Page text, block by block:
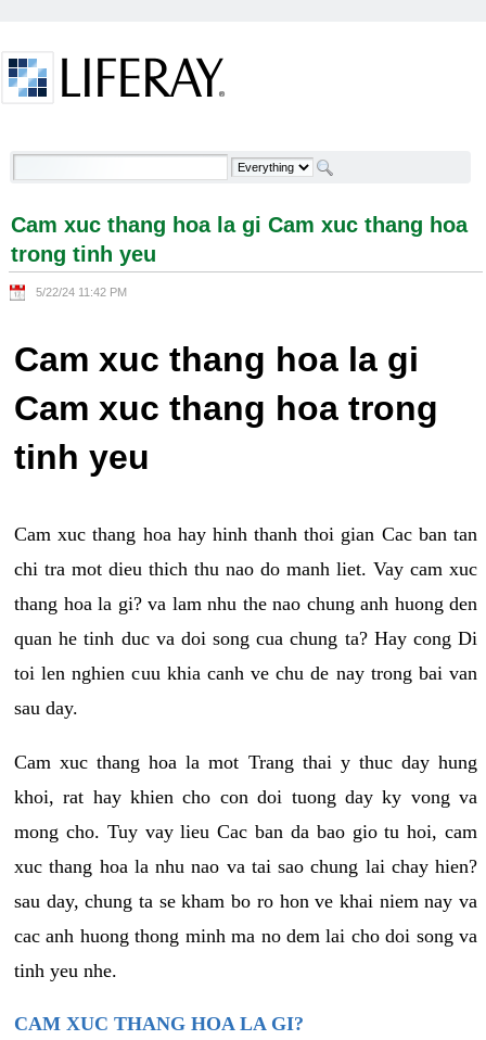
Cam xuc thang hoa la gi Cam xuc thang hoa trong
Cam xuc thang hoa la gi Cam xuc thang hoa
trong tinh yeu
5/22/24 11:42 PM
Cam xuc thang hoa la gi
Cam xuc thang hoa trong
tinh yeu
Cam xuc thang hoa hay hinh thanh thoi gian Cac ban tan
chi tra mot dieu thich thu nao do manh liet. Vay cam xuc
thang hoa la gi? va lam nhu the nao chung anh huong den
quan he tinh duc va doi song cua chung ta? Hay cong Di
toi len nghien cuu khia canh ve chu de nay trong bai van
sau day.
Cam xuc thang hoa la mot Trang thai y thuc day hung
khoi, rat hay khien cho con doi tuong day ky vong va
mong cho. Tuy vay lieu Cac ban da bao gio tu hoi, cam
xuc thang hoa la nhu nao va tai sao chung lai chay hien?
sau day, chung ta se kham bo ro hon ve khai niem nay va
cac anh huong thong minh ma no dem lai cho doi song va
tinh yeu nhe.
CAM XUC THANG HOA LA GI?